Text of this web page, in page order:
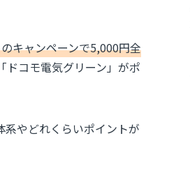
キャンペーンで5,000円全
ドコモ電気グリーン」がポ
やどれくらいポイントが